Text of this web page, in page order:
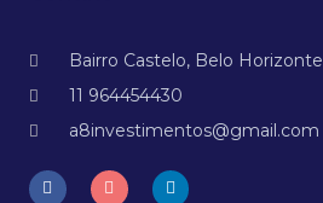
Bairro Castelo, Belo Horizonte
11 964454430
a8investimentos@gmail.com